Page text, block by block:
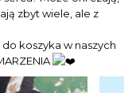
zbyt wiele, ale z
koszyka w naszych